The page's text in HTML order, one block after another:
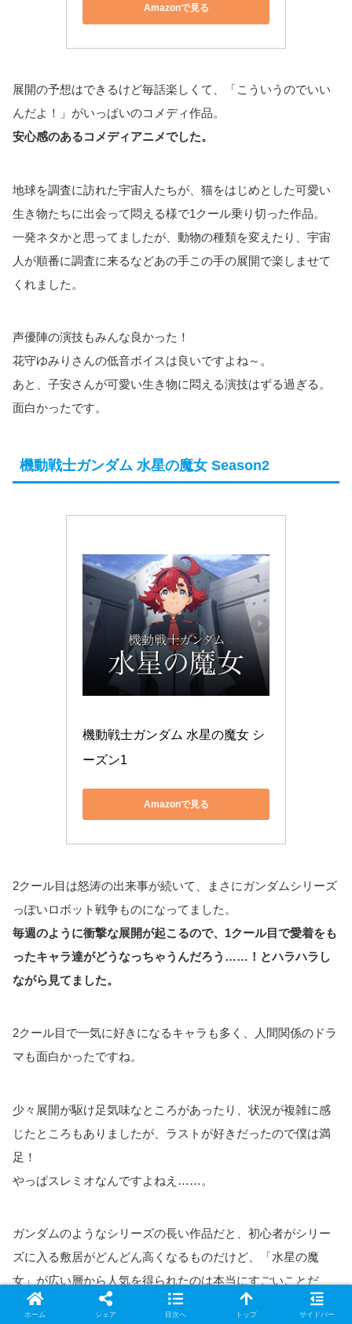
Amazonで見る
展開の予想はできるけど毎話楽しくて、「こういうのでいい
んだよ！」がいっぱいのコメディ作品。
安心感のあるコメディアニメでした。
地球を調査に訪れた宇宙人たちが、猫をはじめとした可愛い
生き物たちに出会って悶える様で1クール乗り切った作品。
一発ネタかと思ってましたが、動物の種類を変えたり、宇宙
人が順番に調査に来るなどあの手この手の展開で楽しませて
くれました。
声優陣の演技もみんな良かった！
花守ゆみりさんの低音ボイスは良いですよね～。
あと、子安さんが可愛い生き物に悶える演技はずる過ぎる。
面白かったです。
機動戦士ガンダム 水星の魔女 Season2
機動戦士ガンダム 水星の魔女 シ
ーズン1
Amazonで見る
2クール目は怒涛の出来事が続いて、まさにガンダムシリーズ
っぽいロボット戦争ものになってました。
毎週のように衝撃な展開が起こるので、1クール目で愛着をも
ったキャラ達がどうなっちゃうんだろう……！とハラハラし
ながら見てました。
2クール目で一気に好きになるキャラも多く、人間関係のドラ
マも面白かったですね。
少々展開が駆け足気味なところがあったり、状況が複雑に感
じたところもありましたが、ラストが好きだったので僕は満
足！
やっぱスレミオなんですよねえ……。
ガンダムのようなシリーズの長い作品だと、初心者がシリー
ズに入る敷居がどんどん高くなるものだけど、「水星の魔
女」が広い層から人気を得られたのは本当にすごいことだ
し、素直に嬉しい！
ホーム シェア 目次へ トップ サイドバー